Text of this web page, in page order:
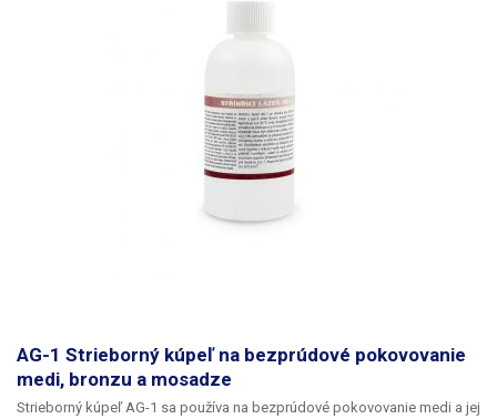
AG-1 Strieborný kúpeľ na bezprúdové pokovovanie
medi, bronzu a mosadze
Strieborný kúpeľ AG-1 sa používa na bezprúdové pokovovanie medi a jej